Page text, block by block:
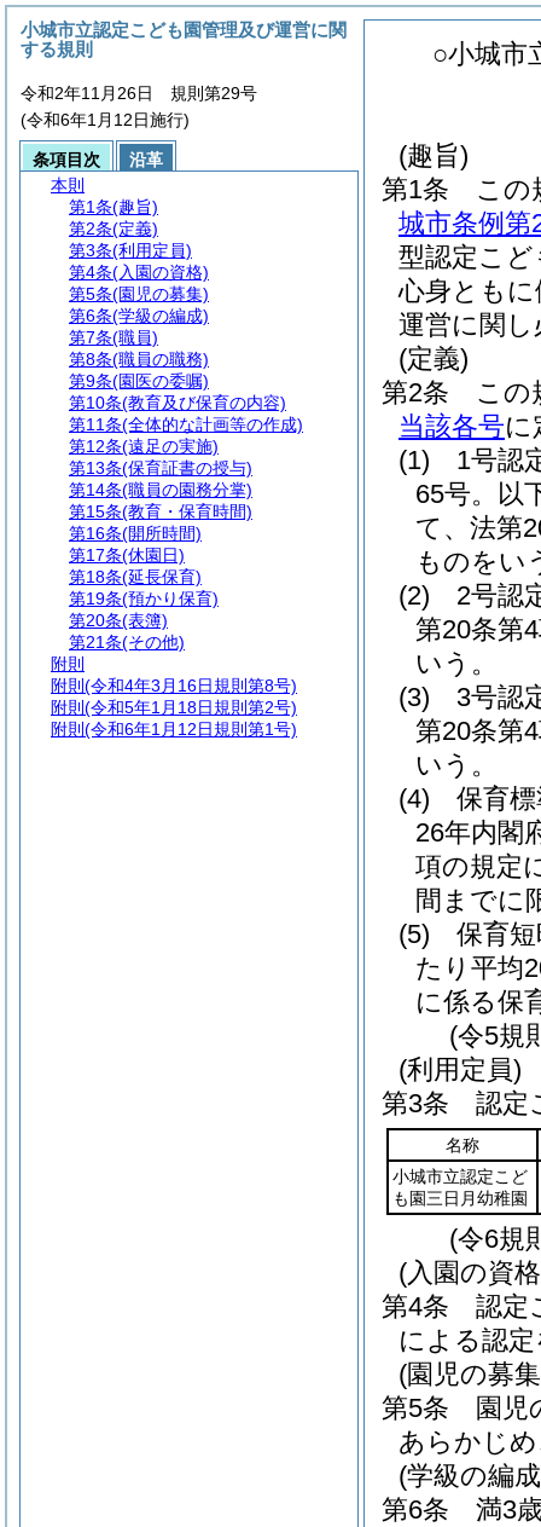
○小城市
(趣旨)
第1条
この
城市条例第
型認定こど
心身とも
運営に関
(定義)
第2条
この
当該各号に
(1)
1号認
65号。以
て、法第
ものをい
(2)
2号認
第20条第
いう。
(3)
3号認
第20条第
いう。
(4)
保育
26年内閣
項の規定
間までに
(5)
保育
たり平均
に係る保
(令5規
(利用定員)
第3条
認定
名称
小城市立認定こど
も園三日月幼稚園
(令6規
(入園の資
第4条
認定
による認
(園児の募
第5条
園児
あらかじ
(学級の編
第6条
満3
小城市立認定こども園管理及び運営に関
する規則
令和2年11月26日 規則第29号
(令和6年1月12日施行)
条項目次
沿革
本則
第1条(趣旨)
第2条(定義)
第3条(利用定員)
第4条(入園の資格)
第5条(園児の募集)
第6条(学級の編成)
第7条(職員)
第8条(職員の職務)
第9条(園医の委嘱)
第10条(教育及び保育の内容)
第11条(全体的な計画等の作成)
第12条(遠足の実施)
第13条(保育証書の授与)
第14条(職員の園務分掌)
第15条(教育・保育時間)
第16条(開所時間)
第17条(休園日)
第18条(延長保育)
第19条(預かり保育)
第20条(表簿)
第21条(その他)
附則
附則 (令和4年3月16日規則第8号)
附則 (令和5年1月18日規則第2号)
附則 (令和6年1月12日規則第1号)